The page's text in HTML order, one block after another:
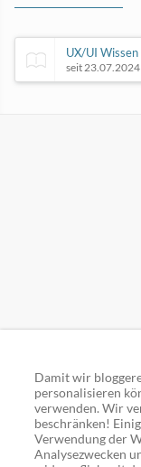
UX/UI
seit
Blumen- und
Damit wir
personalisieren
verwenden. Wir
beschränken!
Verwendung der
Analysezwecken